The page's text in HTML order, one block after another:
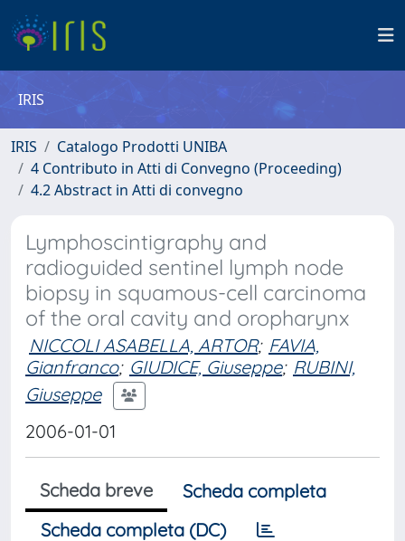
IRIS
IRIS
Catalogo Prodotti UNIBA
4 Contributo in Atti di Convegno (Proceeding)
4.2 Abstract in Atti di convegno
Lymphoscintigraphy and
radioguided sentinel lymph node
biopsy in squamous-cell carcinoma
of the oral cavity and oropharynx
NICCOLI ASABELLA, ARTOR; FAVIA,
Gianfranco; GIUDICE, Giuseppe; RUBINI,
Giuseppe
2006-01-01
Scheda breve
Scheda completa
Scheda completa (DC)